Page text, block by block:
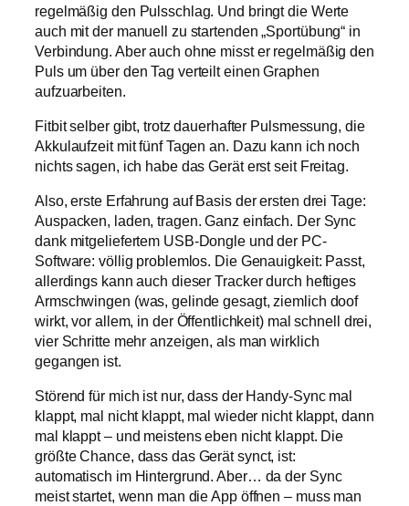
regelmäßig den Pulsschlag. Und bringt die Werte
auch mit der manuell zu startenden „Sportübung“ in
Verbindung. Aber auch ohne misst er regelmäßig den
Puls um über den Tag verteilt einen Graphen
aufzuarbeiten.
Fitbit selber gibt, trotz dauerhafter Pulsmessung, die
Akkulaufzeit mit fünf Tagen an. Dazu kann ich noch
nichts sagen, ich habe das Gerät erst seit Freitag.
Also, erste Erfahrung auf Basis der ersten drei Tage:
Auspacken, laden, tragen. Ganz einfach. Der Sync
dank mitgeliefertem USB-Dongle und der PC-
Software: völlig problemlos. Die Genauigkeit: Passt,
allerdings kann auch dieser Tracker durch heftiges
Armschwingen (was, gelinde gesagt, ziemlich doof
wirkt, vor allem, in der Öffentlichkeit) mal schnell drei,
vier Schritte mehr anzeigen, als man wirklich
gegangen ist.
Störend für mich ist nur, dass der Handy-Sync mal
klappt, mal nicht klappt, mal wieder nicht klappt, dann
mal klappt – und meistens eben nicht klappt. Die
größte Chance, dass das Gerät synct, ist:
automatisch im Hintergrund. Aber… da der Sync
meist startet, wenn man die App öffnen – muss man